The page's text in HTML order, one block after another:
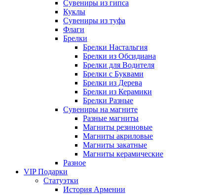
Сувениры из гипса
Куклы
Сувениры из туфа
Флаги
Брелки
Брелки Настальгия
Брелки из Обсидиана
Брелки для Водителя
Брелки с Буквами
Брелки из Дерева
Брелки из Керамики
Брелки Разные
Сувениры на магните
Разные магниты
Магниты резиновые
Магниты акриловые
Магниты закатные
Магниты керамические
Разное
VIP Подарки
Статуэтки
История Армении